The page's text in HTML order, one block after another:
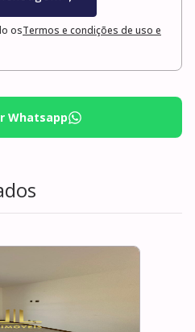
osTermos e condições de uso e
Whatsapp